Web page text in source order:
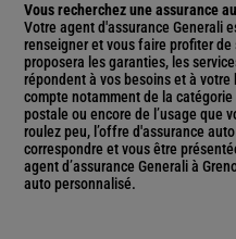
Vous recherchez une assurance
Votre agent d'assurance Generali
renseigner et vous faire profiter
proposera les garanties, les
répondent à vos besoins et à
compte notamment de la
postale ou encore de l’usage que
roulez peu, l’offre d'assurance
correspondre et vous être
agent d’assurance Generali à
auto personnalisé.